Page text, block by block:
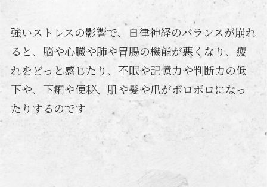
強いストレスの影響で、自律神経のバランスが崩れ
ると、脳や心臓や肺や胃腸の機能が悪くなり、疲
れをどっと感じたり、不眠や記憶力や判断力の低
下や、下痢や便秘、肌や髪や爪がボロボロになっ
たりするのです